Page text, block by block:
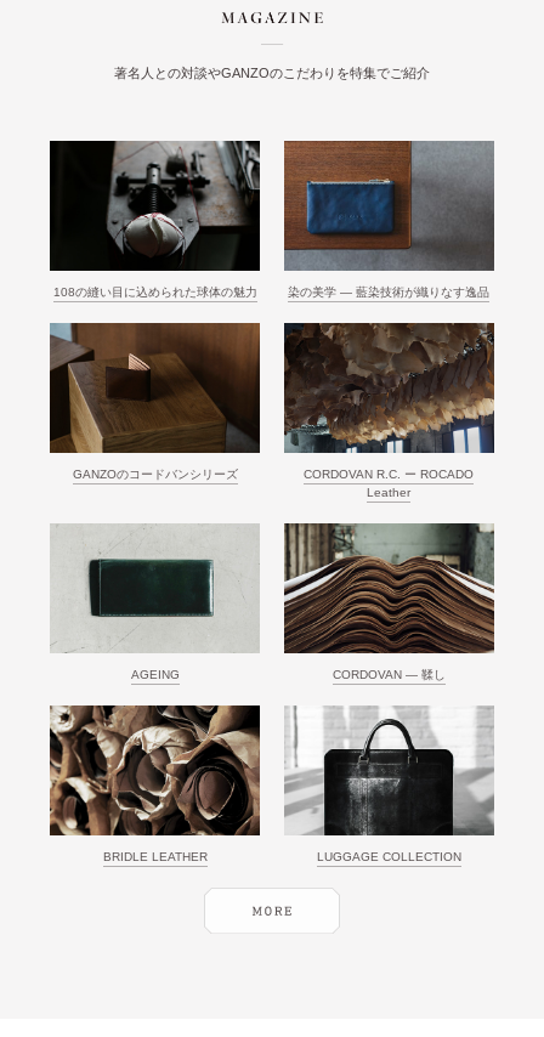
著名人との対談やGANZOのこだわりを特集でご紹介
108の縫い目に込められた球体の魅力 染の美学 ― 藍染技術が織りなす逸品
GANZOのコードバンシリーズ
CORDOVAN R.C. ー ROCADO
Leather
AGEING CORDOVAN ― 鞣し
BRIDLE LEATHER LUGGAGE COLLECTION